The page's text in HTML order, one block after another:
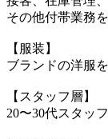
その他付帯業務
【服装】
ブランドの洋服
【スタッフ層】
20〜30代スタッ